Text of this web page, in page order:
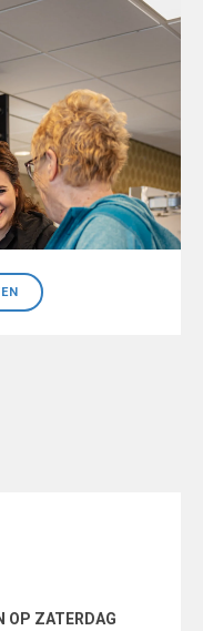
OP ZATERDAG